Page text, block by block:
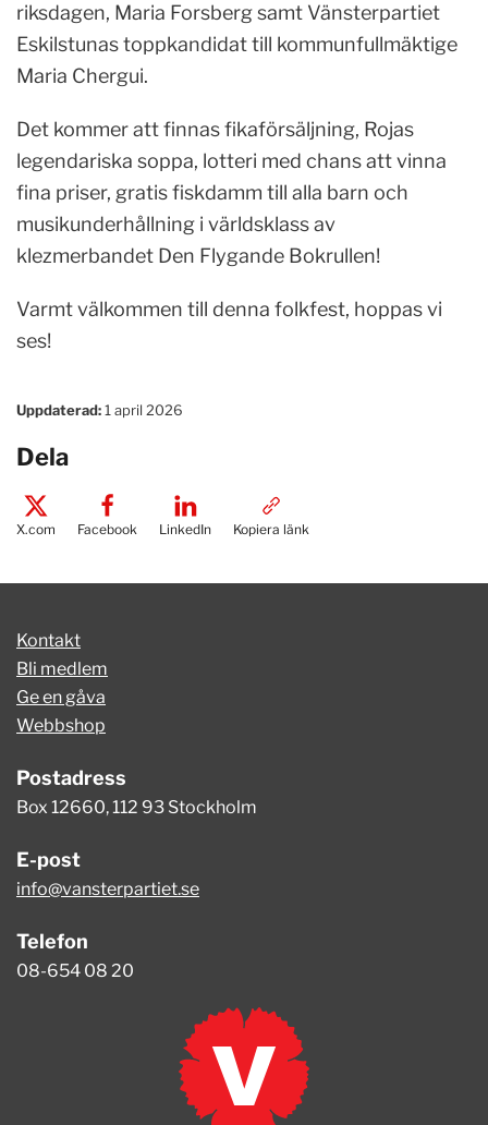
riksdagen, Maria Forsberg samt Vänsterpartiet
Eskilstunas toppkandidat till kommunfullmäktige
Maria Chergui.
Det kommer att finnas fikaförsäljning, Rojas
legendariska soppa, lotteri med chans att vinna
fina priser, gratis fiskdamm till alla barn och
musikunderhållning i världsklass av
klezmerbandet Den Flygande Bokrullen!
Varmt välkommen till denna folkfest, hoppas vi
ses!
Uppdaterad:1 april 2026
Dela
X.com Facebook LinkedIn Kopiera länk
Kontakt
Bli medlem
Ge en gåva
Webbshop
Postadress
Box 12660, 112 93 Stockholm
E-post
info@vansterpartiet.se
Telefon
08-654 08 20